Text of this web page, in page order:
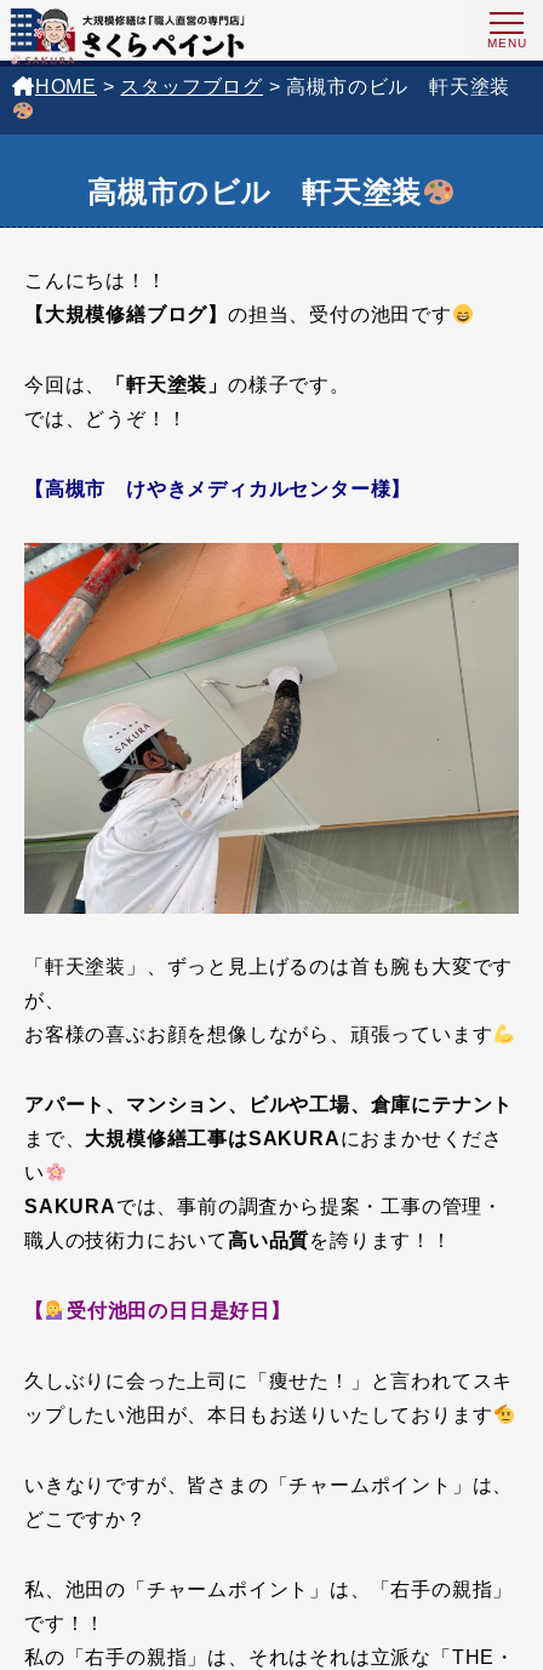
HOME > スタッフブログ >高槻市のビル 軒天塗装
高槻市のビル 軒天塗装
こんにちは！！
【大規模修繕ブログ】 の担当、受付の池田です
今回は、 「軒天塗装」の様子です。
では、どうぞ！！
【高槻市 けやきメディカルセンター様】
「軒天塗装」、ずっと見上げるのは首も腕も大変です
が、
お客様の喜ぶお顔を想像しながら、頑張っています
アパート、マンション、ビルや工場、倉庫にテナント
まで、 大規模修繕工事はSAKURAにおまかせくださ
い
SAKURAでは、事前の調査から提案・工事の管理・
職人の技術力において高い品質を誇ります！！
【 受付池田の日日是好日】
久しぶりに会った上司に「痩せた！」と言われてスキ
ップしたい池田が、本日もお送りいたしております
いきなりですが、皆さまの「チャームポイント」は、
どこですか？
私、池田の「チャームポイント」は、「右手の親指」
です！！
私の「右手の親指」は、それはそれは立派な「THE・